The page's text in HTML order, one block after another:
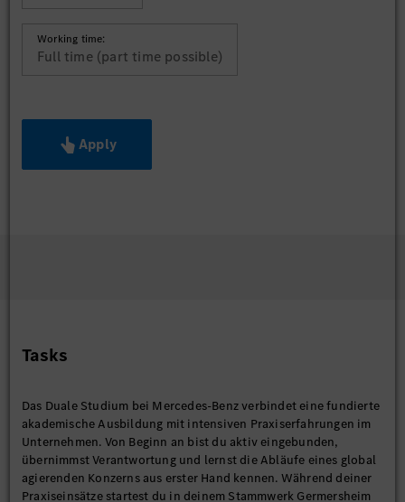
Working time:
Full time (part time possible)
Apply
Tasks
Das Duale Studium bei Mercedes-Benz verbindet eine fundierte
akademische Ausbildung mit intensiven Praxiserfahrungen im
Unternehmen. Von Beginn an bist du aktiv eingebunden,
übernimmst Verantwortung und lernst die Abläufe eines global
agierenden Konzerns aus erster Hand kennen. Während deiner
Praxiseinsätze startest du in deinem Stammwerk Germersheim